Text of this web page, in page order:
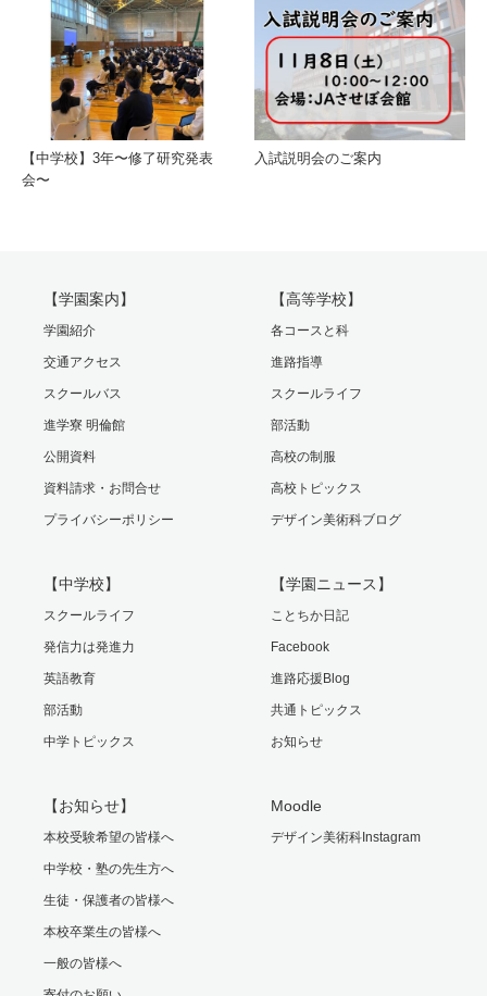
【中学校】3年〜修了研究発表
会〜
入試説明会のご案内
【学園案内】
学園紹介
交通アクセス
スクールバス
進学寮 明倫館
公開資料
資料請求・お問合せ
プライバシーポリシー
【高等学校】
各コースと科
進路指導
スクールライフ
部活動
高校の制服
高校トピックス
デザイン美術科ブログ
【中学校】
スクールライフ
発信力は発進力
英語教育
部活動
中学トピックス
【学園ニュース】
ことちか日記
Facebook
進路応援Blog
共通トピックス
お知らせ
【お知らせ】
本校受験希望の皆様へ
中学校・塾の先生方へ
生徒・保護者の皆様へ
本校卒業生の皆様へ
一般の皆様へ
Moodle
デザイン美術科Instagram